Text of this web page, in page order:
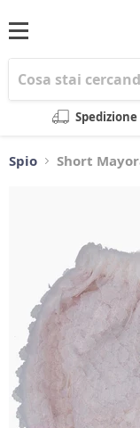
Menu
Spio Short